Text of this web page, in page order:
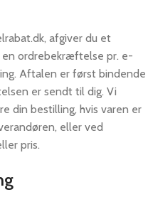
afgiver du et
ordrebekræftelse pr. e-
Aftalen er først bindende
er sendt til dig. Vi
din bestilling, hvis varen er
eller ved
pris.